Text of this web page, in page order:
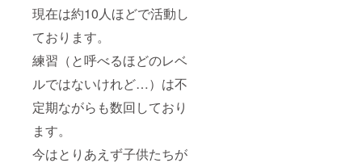
現在は約10人ほどで活動し
ております。
練習（と呼べるほどのレベ
ルではないけれど…）は不
定期ながらも数回しており
ます。
今はとりあえず子供たちが